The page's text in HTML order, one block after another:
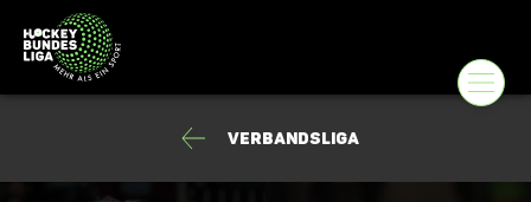
Verbandsliga